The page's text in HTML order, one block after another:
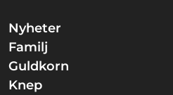
Nyheter
Familj
Guldkorn
Knep